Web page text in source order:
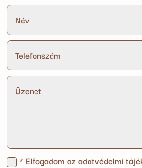
* Elfogadom az adatvédelmi